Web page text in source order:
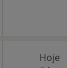
Hoje